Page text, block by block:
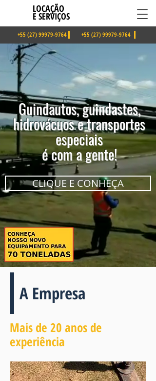
+55 (27) 99979-9764 +55 (27) 99979-9764
LOCAÇÃO
E SERVIÇOS
Guindautos, guindastes,
hidrovácuos e transportes
especiais
é com a gente!
CLIQUE E CONHEÇA
A Empresa
Mais de 20 anos de
experiência